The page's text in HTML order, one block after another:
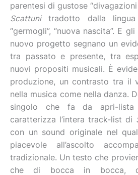
parentesi di gustose “divagazioni
Scattunitradotto dalla lingua
“germogli”, “nuova nascita”. E
nuovo progetto segnano un
tra passato e presente, tra
nuovi propositi musicali. È
produzione, un contrasto tra il
nella musica come nella danza.
singolo che fa da apri-
caratterizza l’intera track-list di
con un sound originale nel
piacevole all’ascolto
tradizionale. Un testo che
che di bocca in bocca,